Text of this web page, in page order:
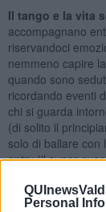
Personal
Il tango e la vita
accompagnano
riservandoci
nemmeno capire
quando sono
ricordando eventi
chi si guarda
(di solito il
solo di ballare con
entry (il super
La musica del